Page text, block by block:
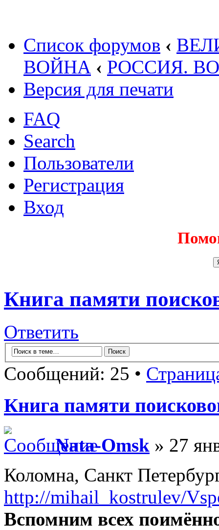
Список форумов ‹
ВОЙНА ‹ РОССИЯ.
Версия для печати
FAQ
Search
Пользователи
Регистрация
Вход
Книга памяти
Ответить
Сообщений: 25 •
Книга памяти
Nata-Omsk » 27
Коломна, Санкт
http://mihail_kostrulev/
Вспомним всех